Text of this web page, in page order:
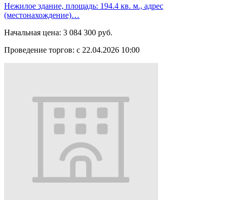
Нежилое здание, площадь: 194.4 кв. м., адрес
(местонахождение)…
Начальная цена: 3 084 300 руб.
Проведение торгов: с 22.04.2026 10:00